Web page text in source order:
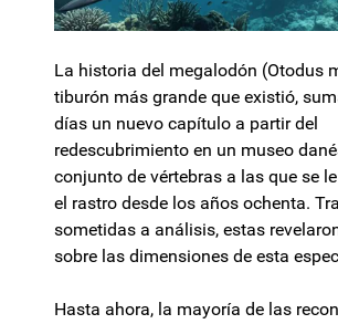
La historia del megalodón (Otodus
tiburón más grande que existió,
días un nuevo capítulo a partir del
redescubrimiento en un museo
conjunto de vértebras a las que se
el rastro desde los años ochenta.
sometidas a análisis, estas
sobre las dimensiones de esta
Hasta ahora, la mayoría de las